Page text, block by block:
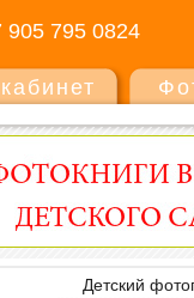
905 795 0824
Детский